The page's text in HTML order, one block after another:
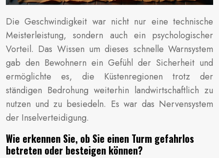
Die Geschwindigkeit war nicht nur eine technische
Meisterleistung, sondern auch ein psychologischer
Vorteil. Das Wissen um dieses schnelle Warnsystem
gab den Bewohnern ein Gefühl der Sicherheit und
ermöglichte es, die Küstenregionen trotz der
ständigen Bedrohung weiterhin landwirtschaftlich zu
nutzen und zu besiedeln. Es war das Nervensystem
der Inselverteidigung.
Wie erkennen Sie, ob Sie einen Turm gefahrlos
betreten oder besteigen können?